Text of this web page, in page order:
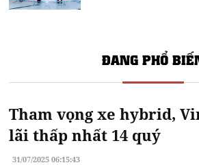
ĐANG PHỔ
Tham vọng xe hybrid,
lãi thấp nhất 14 quý
31/07/2025 06:15:43